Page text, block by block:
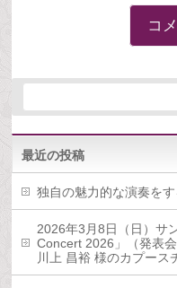
最近の投稿
独自の魅力的な演奏をす
2026年3月8日（日）サ
Concert 2026」（発表
川上 昌裕 様のカプース